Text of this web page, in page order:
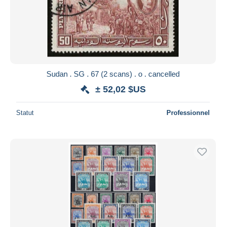
Sudan . SG . 67 (2 scans) . o . cancelled
± 52,02 $US
Statut Professionnel